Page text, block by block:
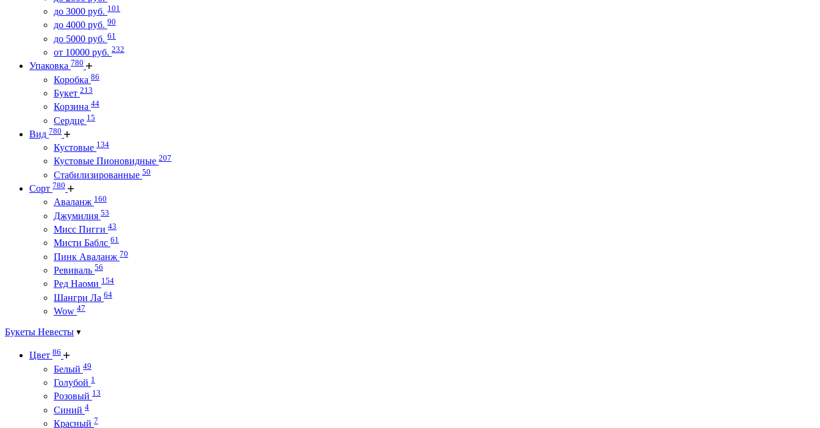
до 3000 руб. 101
до 4000 руб. 90
до 5000 руб. 61
от 10000 руб. 232
Упаковка 780
Коробка 86
Букет 213
Корзина 44
Сердце 15
Вид 780
Кустовые 134
Кустовые Пионовидные 207
Стабилизированные 50
Сорт 780
Аваланж 160
Джумилия 53
Мисс Пигги 43
Мисти Баблс 61
Пинк Аваланж 70
Ревиваль 56
Ред Наоми 154
Шангри Ла 64
Wow 47
Букеты Невесты
Цвет 86
Белый 49
Голубой 1
Розовый 13
Синий 4
Красный 7